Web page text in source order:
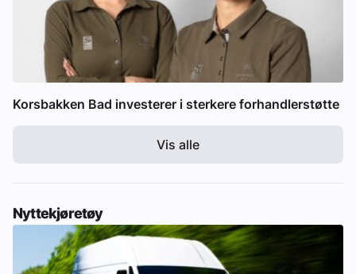
Korsbakken Bad investerer i sterkere forhandlerstøtte
Vis alle
Nyttekjøretøy